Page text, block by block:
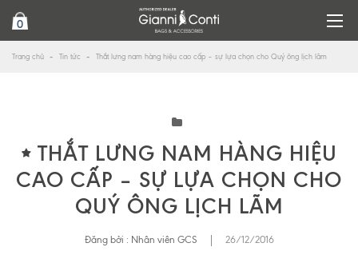
0
Trang chủ Tin tức Thắt lưng nam hàng hiệu cao cấp – sự lựa chọn cho Quý ông lịch lãm
THẮT LƯNG NAM HÀNG HIỆU
CAO CẤP – SỰ LỰA CHỌN CHO
QUÝ ÔNG LỊCH LÃM
Đăng bởi : Nhân viên GCS 26/12/2016